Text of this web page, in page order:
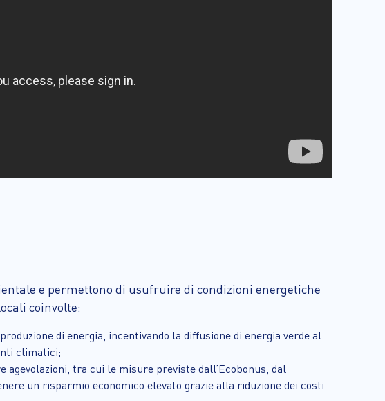
e permettono di usufruire di condizioni energetiche
coinvolte:
di energia, incentivando la diffusione di energia verde al
climatici;
tra cui le misure previste dall’Ecobonus, dal
un risparmio economico elevato grazie alla riduzione dei costi